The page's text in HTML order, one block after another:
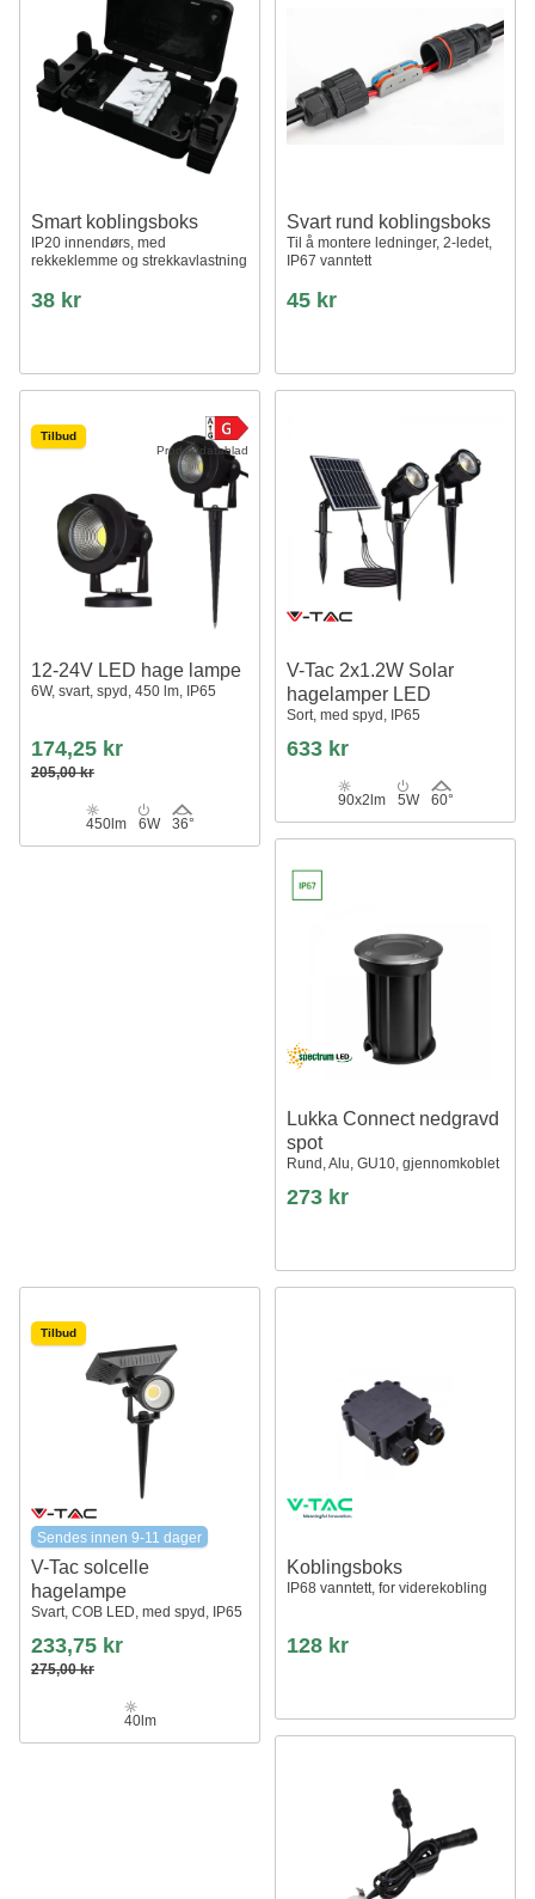
Smart koblingsboks
IP20 innendørs, med
rekkeklemme og strekkavlastning
38 kr
Svart rund koblingsboks
Til å montere ledninger, 2-ledet,
IP67 vanntett
45 kr
Produktdatablad
Tilbud
12-24V LED hage lampe
6W, svart, spyd, 450 lm, IP65
174,25 kr
205,00 kr
450lm 6W 36°
V-Tac 2x1.2W Solar
hagelamper LED
Sort, med spyd, IP65
633 kr
90x2lm 5W 60°
Lukka Connect nedgravd
spot
Rund, Alu, GU10, gjennomkoblet
273 kr
Tilbud
Sendes innen 9-11 dager
V-Tac solcelle
hagelampe
Svart, COB LED, med spyd, IP65
233,75 kr
275,00 kr
40lm
Koblingsboks
IP68 vanntett, for viderekobling
128 kr